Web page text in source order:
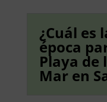
¿Cuál es
época
Playa de
Mar en